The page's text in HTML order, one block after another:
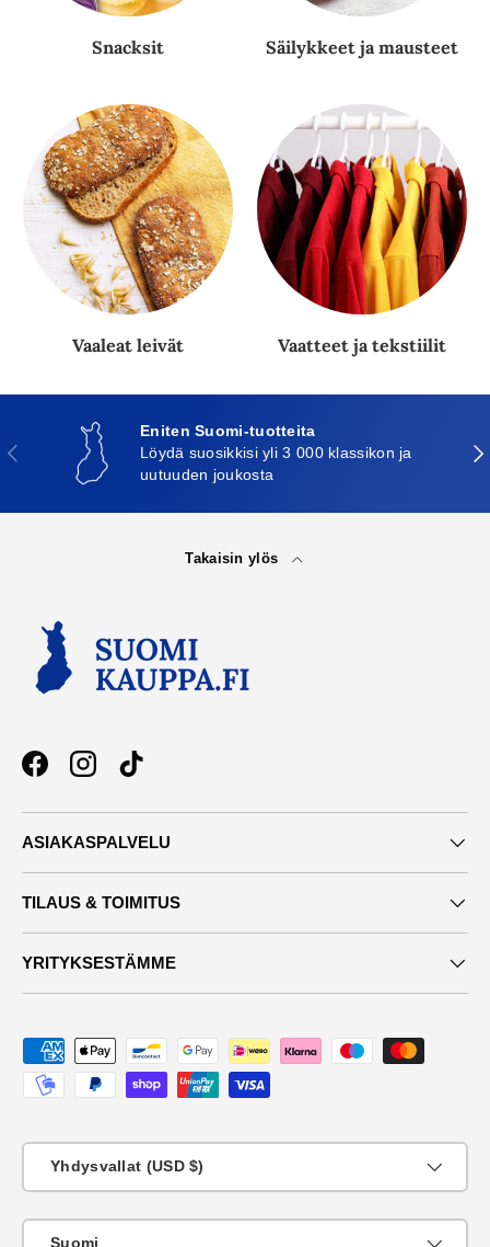
Snacksit Säilykkeet ja mausteet
Vaaleat leivät Vaatteet ja tekstiilit
Edellinen
Eniten Suomi-tuotteita
Löydä suosikkisi yli 3 000 klassikon ja
uutuuden joukosta
Takaisin ylös
FacebookInstagramTikTok
ASIAKASPALVELU
TILAUS & TOIMITUS
YRITYKSESTÄMME
Maksutavat
Yhdysvallat (USD $)
Suomi